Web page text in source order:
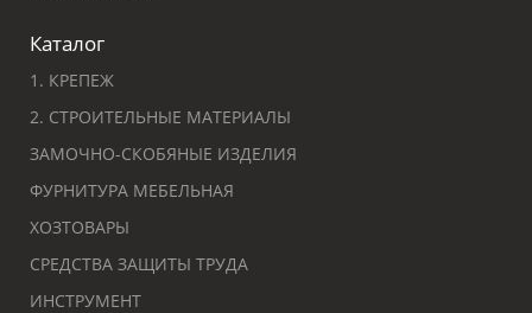
Каталог
1. КРЕПЕЖ
2. СТРОИТЕЛЬНЫЕ МАТЕРИАЛЫ
ЗАМОЧНО-СКОБЯНЫЕ ИЗДЕЛИЯ
ФУРНИТУРА МЕБЕЛЬНАЯ
ХОЗТОВАРЫ
СРЕДСТВА ЗАЩИТЫ ТРУДА
ИНСТРУМЕНТ